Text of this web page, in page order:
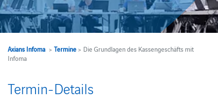
Axians Infoma> Termine> Die Grundlagen des Kassengeschäfts mit
Infoma
Termin-Details